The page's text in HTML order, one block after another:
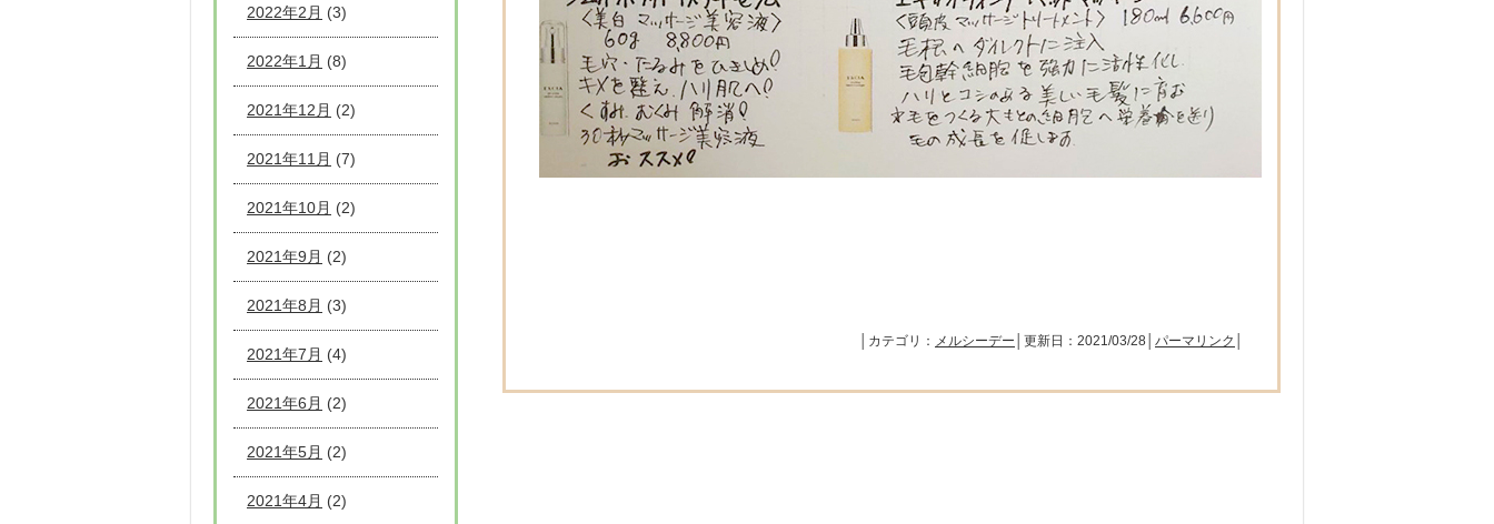
│カテゴリ： メルシーデー │更新日：2021/03/28│ パーマリンク
2022年2月 (3)
2022年1月 (8)
2021年12月 (2)
2021年11月 (7)
2021年10月 (2)
2021年9月 (2)
2021年8月 (3)
2021年7月 (4)
2021年6月 (2)
2021年5月 (2)
2021年4月 (2)